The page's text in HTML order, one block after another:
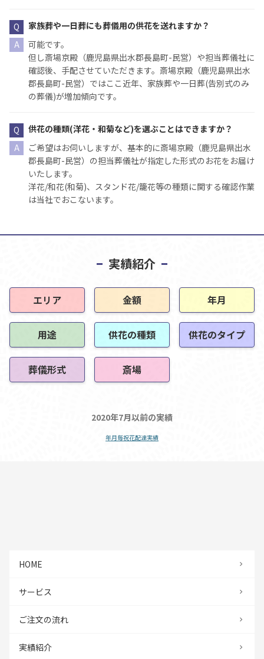
家族葬や一日葬にも葬儀用の供花を送れますか？
可能です。
但し斎場京殿（鹿児島県出水郡長島町-民営）や担当葬儀社に
確認後、手配させていただきます。斎場京殿（鹿児島県出水
郡長島町-民営）ではここ近年、家族葬や一日葬(告別式のみ
の葬儀)が増加傾向です。
供花の種類(洋花・和菊など)を選ぶことはできますか？
ご希望はお伺いしますが、基本的に斎場京殿（鹿児島県出水
郡長島町-民営）の担当葬儀社が指定した形式のお花をお届け
いたします。
洋花/和花(和菊)、スタンド花/籠花等の種類に関する確認作業
は当社でおこないます。
実績紹介
エリア 金額 年月
用途 供花の種類 供花のタイプ
葬儀形式 斎場
2020年7月以前の実績
年月毎祝花配達実績
HOME
サービス
ご注文の流れ
実績紹介